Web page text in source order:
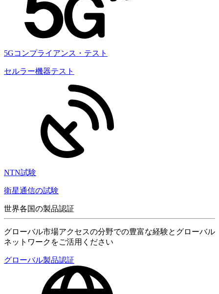
5Gコンプライアンス・テスト
セルラー機器テスト
NTN試験
衛星通信の試験
世界各国の製品認証
グローバル市場アクセスの分野での豊富な経験とグローバル
ネットワークをご活用ください
グローバル製品認証